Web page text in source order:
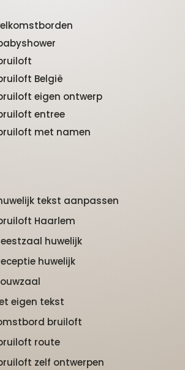
België
eigen ontwerp
entree
met namen
tekst aanpassen
Haarlem
huwelijk
huwelijk
eigen tekst
bruiloft
route
zelf ontwerpen